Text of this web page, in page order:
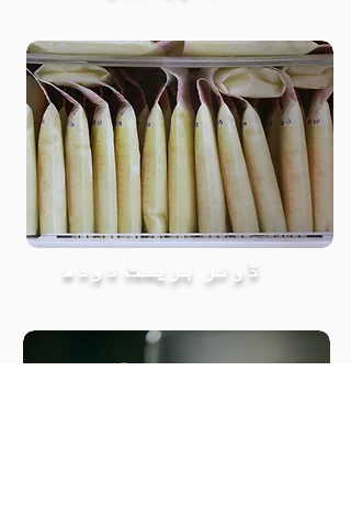
ڈونر بریسٹ دودھ